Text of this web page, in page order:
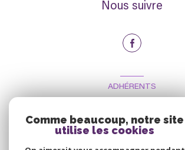
Nous suivre
ADHÉRENTS
Comme beaucoup, notre site
utilise les cookies